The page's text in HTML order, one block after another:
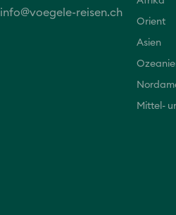
info@voegele-reisen.ch
Orient
Asien
Mittel-